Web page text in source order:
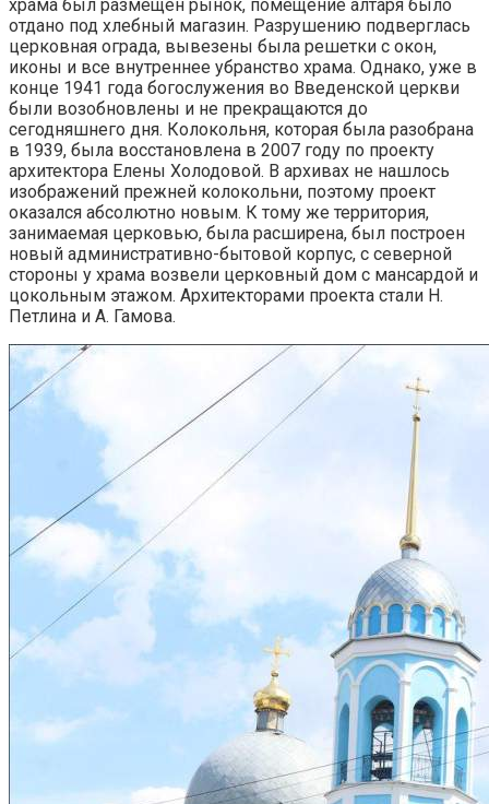
храма был размещен рынок, помещение алтаря было
отдано под хлебный магазин. Разрушению подверглась
церковная ограда, вывезены была решетки с окон,
иконы и все внутреннее убранство храма. Однако, уже в
конце 1941 года богослужения во Введенской церкви
были возобновлены и не прекращаются до
сегодняшнего дня. Колокольня, которая была разобрана
в 1939, была восстановлена в 2007 году по проекту
архитектора Елены Холодовой. В архивах не нашлось
изображений прежней колокольни, поэтому проект
оказался абсолютно новым. К тому же территория,
занимаемая церковью, была расширена, был построен
новый административно-бытовой корпус, с северной
стороны у храма возвели церковный дом с мансардой и
цокольным этажом. Архитекторами проекта стали Н.
Петлина и А. Гамова.